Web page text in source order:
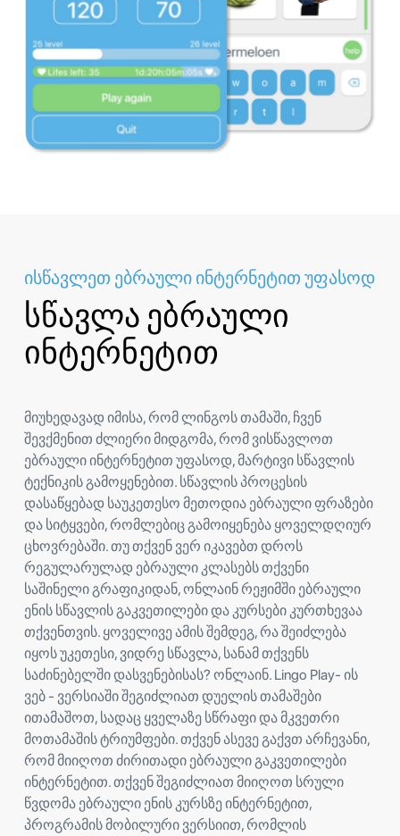
ისწავლეთ ებრაული ინტერნეტით უფასოდ
სწავლა ებრაული
ინტერნეტით
მიუხედავად იმისა, რომ ლინგოს თამაში, ჩვენ
შევქმენით ძლიერი მიდგომა, რომ ვისწავლოთ
ებრაული ინტერნეტით უფასოდ, მარტივი სწავლის
ტექნიკის გამოყენებით. სწავლის პროცესის
დასაწყებად საუკეთესო მეთოდია ებრაული ფრაზები
და სიტყვები, რომლებიც გამოიყენება ყოველდღიურ
ცხოვრებაში. თუ თქვენ ვერ იკავებთ დროს
რეგულარულად ებრაული კლასებს თქვენი
საშინელი გრაფიკიდან, ონლაინ რეჟიმში ებრაული
ენის სწავლის გაკვეთილები და კურსები კურთხევაა
თქვენთვის. ყოველივე ამის შემდეგ, რა შეიძლება
იყოს უკეთესი, ვიდრე სწავლა, სანამ თქვენს
საძინებელში დასვენებისას? ონლაინ. Lingo Play- ის
ვებ - ვერსიაში შეგიძლიათ დუელის თამაშები
ითამაშოთ, სადაც ყველაზე სწრაფი და მკვეთრი
მოთამაშის ტრიუმფები. თქვენ ასევე გაქვთ არჩევანი,
რომ მიიღოთ ძირითადი ებრაული გაკვეთილები
ინტერნეტით. თქვენ შეგიძლიათ მიიღოთ სრული
წვდომა ებრაული ენის კურსზე ინტერნეტით,
პროგრამის მობილური ვერსიით, რომლის